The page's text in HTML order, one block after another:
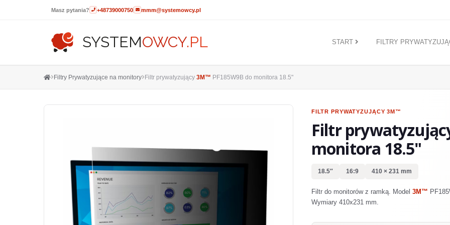
Masz pytania? +48739000750 mmm@systemowcy.pl
SYSTEMOWCY.PL START FILTRY
Filtry Prywatyzujące na monitory Filtr prywatyzujący 3M™ PF185W9B do monitora 18.5"
FILTR PRYWATYZUJĄCY3M™
Filtr
monitora 18.5"
18.5″ 16:9 410 × 231 mm
Filtr do monitorów z ramką. Model 3M™
Wymiary 410x231 mm.